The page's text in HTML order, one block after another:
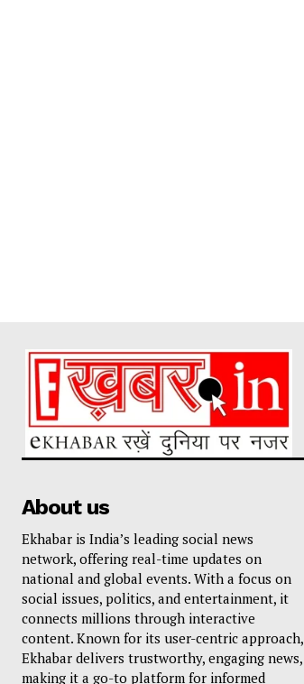
About us
Ekhabar is India’s leading social news
network, offering real-time updates on
national and global events. With a focus on
social issues, politics, and entertainment, it
connects millions through interactive
content. Known for its user-centric approach,
Ekhabar delivers trustworthy, engaging news,
making it a go-to platform for informed